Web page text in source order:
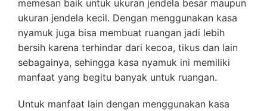
memesan baik untuk ukuran jendela besar maupun
ukuran jendela kecil. Dengan menggunakan kasa
nyamuk juga bisa membuat ruangan jadi lebih
bersih karena terhindar dari kecoa, tikus dan lain
sebagainya, sehingga kasa nyamuk ini memiliki
manfaat yang begitu banyak untuk ruangan.
Untuk manfaat lain dengan menggunakan kasa